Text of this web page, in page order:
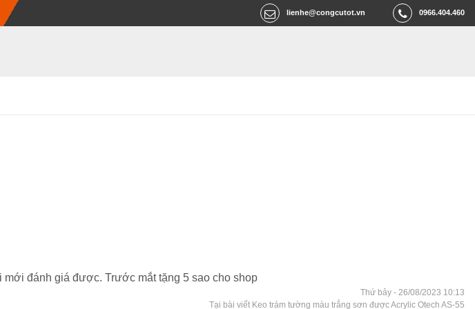
0966.404.460
lienhe@congcutot.vn
đánh giá được. Trước mắt tặng 5 sao cho shop
Thứ bảy - 26/08/2023 10:13
Tại bài viết Keo trám tường màu trắng sơn được Acrylic Otech AS-55